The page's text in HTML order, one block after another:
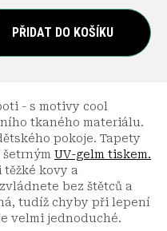
PŘIDAT DO KOŠÍKU
- s motivy cool
tkaného materiálu.
pokoje. Tapety
UV-gelm tiskem.
kovy a
bez štětců a
tudíž chyby při lepení
velmi jednoduché.